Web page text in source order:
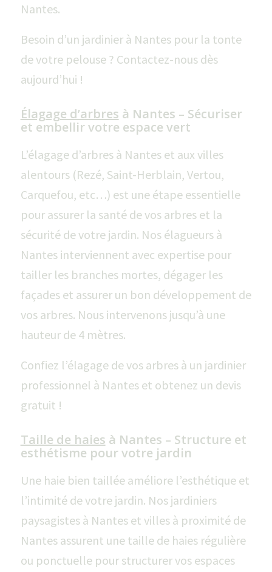
Nantes.
Besoin d’un jardinier à Nantes pour la tonte
de votre pelouse ? Contactez-nous dès
aujourd’hui !
Élagage d’arbres à Nantes – Sécuriser
et embellir votre espace vert
L’élagage d’arbres à Nantes et aux villes
alentours (Rezé, Saint-Herblain, Vertou,
Carquefou, etc…) est une étape essentielle
pour assurer la santé de vos arbres et la
sécurité de votre jardin. Nos élagueurs à
Nantes interviennent avec expertise pour
tailler les branches mortes, dégager les
façades et assurer un bon développement de
vos arbres. Nous intervenons jusqu’à une
hauteur de 4 mètres.
Confiez l’élagage de vos arbres à un jardinier
professionnel à Nantes et obtenez un devis
gratuit !
Taille de haies à Nantes – Structure et
esthétisme pour votre jardin
Une haie bien taillée améliore l’esthétique et
l’intimité de votre jardin. Nos jardiniers
paysagistes à Nantes et villes à proximité de
Nantes assurent une taille de haies régulière
ou ponctuelle pour structurer vos espaces